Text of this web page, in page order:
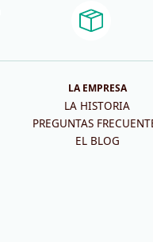
LA EMPRESA
LA HISTORIA
PREGUNTAS
EL BLOG